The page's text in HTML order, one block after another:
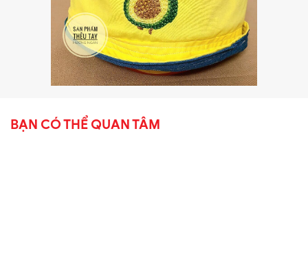
BẠN CÓ THỂ QUAN TÂM